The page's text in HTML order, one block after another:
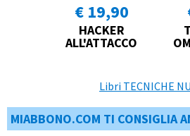
€ 19,90
HACKER
ALL'ATTACCO
Libri TECNICHE
MIABBONO.COM TI CONSIGLIA